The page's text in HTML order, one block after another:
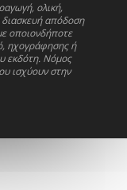
ολική,
απόδοση
οποιονδήποτε
ηχογράφησης ή
εκδότη. Νόμος
ισχύουν στην